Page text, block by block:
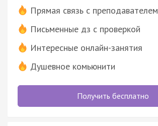
Прямая связь с преподавателем
Письменные дз с проверкой
Интересные онлайн-занятия
Душевное комьюнити
Получить бесплатно